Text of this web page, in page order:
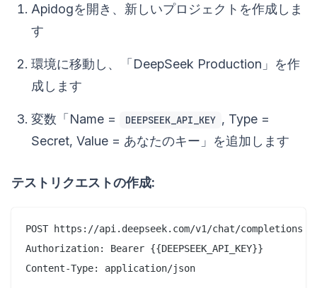
Apidogを開き、新しいプロジェクトを作成しま
す
環境に移動し、「DeepSeek Production」を作
成します
変数「Name = DEEPSEEK_API_KEY , Type =
Secret, Value = あなたのキー」を追加します
テストリクエストの作成:
POST https://api.deepseek.com/v1/chat/completions
Authorization: Bearer {{DEEPSEEK_API_KEY}}
Content-Type: application/json